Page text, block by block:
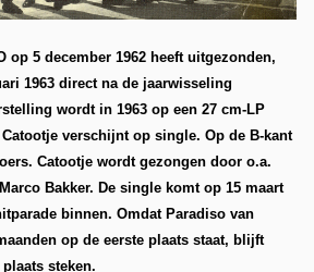
op 5 december 1962 heeft uitgezonden,
1963 direct na de jaarwisseling
wordt in 1963 op een 27 cm-LP
verschijnt op single. Op de B-kant
Catootje wordt gezongen door o.a.
Bakker. De single komt op 15 maart
binnen. Omdat Paradiso van
op de eerste plaats staat, blijft
steken.